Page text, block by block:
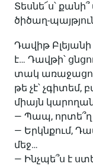
Տեսնե՜ս՝
ծիծաղ-
Դավիթ Բլեյանի
է… Դավթի՝
տակ
թե չէ՝
միայն
— Պապ,
— Երկնքում,
մեջ…
— Ինչպե՞ս է